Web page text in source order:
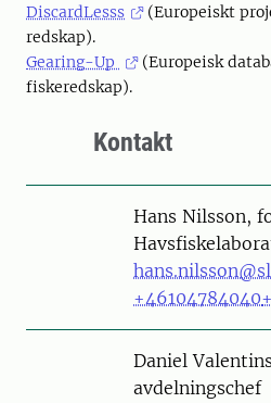
DiscardLesss
(Europeiskt
redskap).
Gearing-Up
(Europeisk
fiskeredskap).
Kontakt
PersonHans Nilsson,
+46104784040
PersonDaniel
avdelningschef